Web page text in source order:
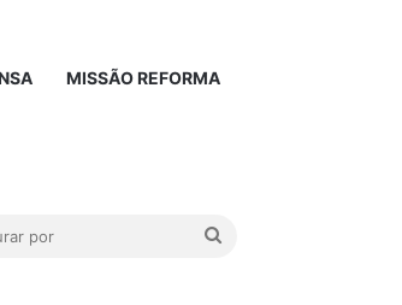
MISSÃO REFORMA